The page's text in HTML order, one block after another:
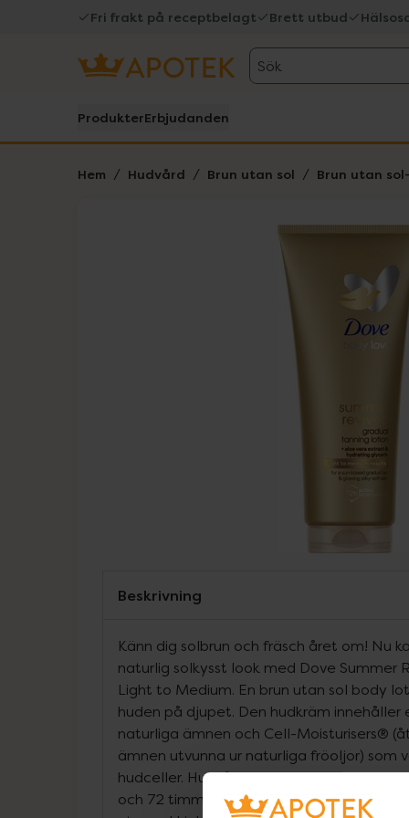
Fri frakt på receptbelagt Brett utbud
Sök
ProdukterErbjudanden
Hem Hudvård Brun utan sol Brun utan
Lista: . Innehåller 1 objekt.
Beskrivning
Känn dig solbrun och fräsch året om! Nu
naturlig solkysst look med Dove Summer
Light to Medium. En brun utan sol body
huden på djupet. Den hudkräm innehåller
naturliga ämnen och Cell-Moisturisers®
ämnen utvunna ur naturliga fröoljor) som
hudceller. Hudvård som ger huden ett
och 72 timmars aktiv återfuktning. Dove